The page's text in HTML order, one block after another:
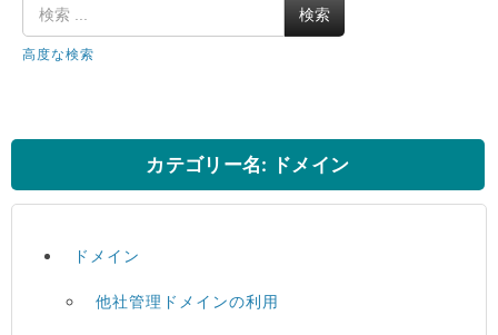
検索
高度な検索
カテゴリー名: ドメイン
ドメイン
他社管理ドメインの利用